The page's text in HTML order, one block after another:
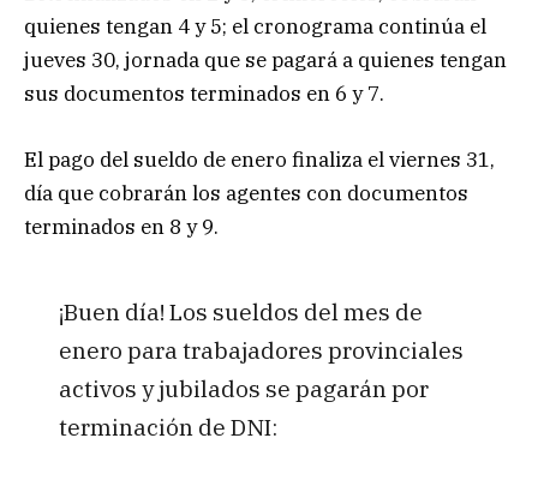
quienes tengan 4 y 5; el cronograma continúa el
jueves 30, jornada que se pagará a quienes tengan
sus documentos terminados en 6 y 7.
El pago del sueldo de enero finaliza el viernes 31,
día que cobrarán los agentes con documentos
terminados en 8 y 9.
¡Buen día! Los sueldos del mes de
enero para trabajadores provinciales
activos y jubilados se pagarán por
terminación de DNI: